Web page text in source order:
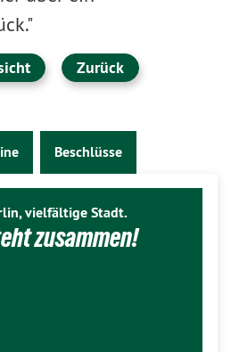
Zurück
Beschlüsse
vielfältige Stadt.
zusammen!